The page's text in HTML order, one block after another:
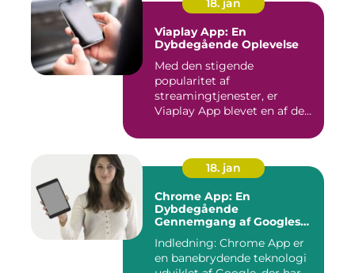
18. jan
Viaplay App: En
Dybdegående Oplevelse
Med den stigende
popularitet af
streamingtjenester, er
Viaplay App blevet en af de
18. jan
Chrome App: En
Dybdegående
Gennemgang af Googles
applikationer
Indledning: Chrome App er
en banebrydende teknologi